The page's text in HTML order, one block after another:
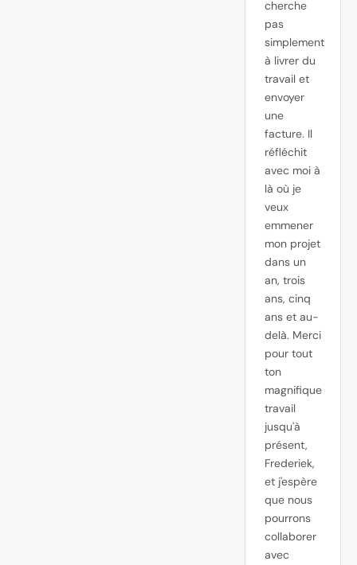
cherche
pas
simplement
à livrer du
travail et
envoyer
une
facture. Il
réfléchit
avec moi à
là où je
veux
emmener
mon projet
dans un
an, trois
ans, cinq
ans et au-
delà. Merci
pour tout
ton
magnifique
travail
jusqu'à
présent,
Frederiek,
et j'espère
que nous
pourrons
collaborer
avec